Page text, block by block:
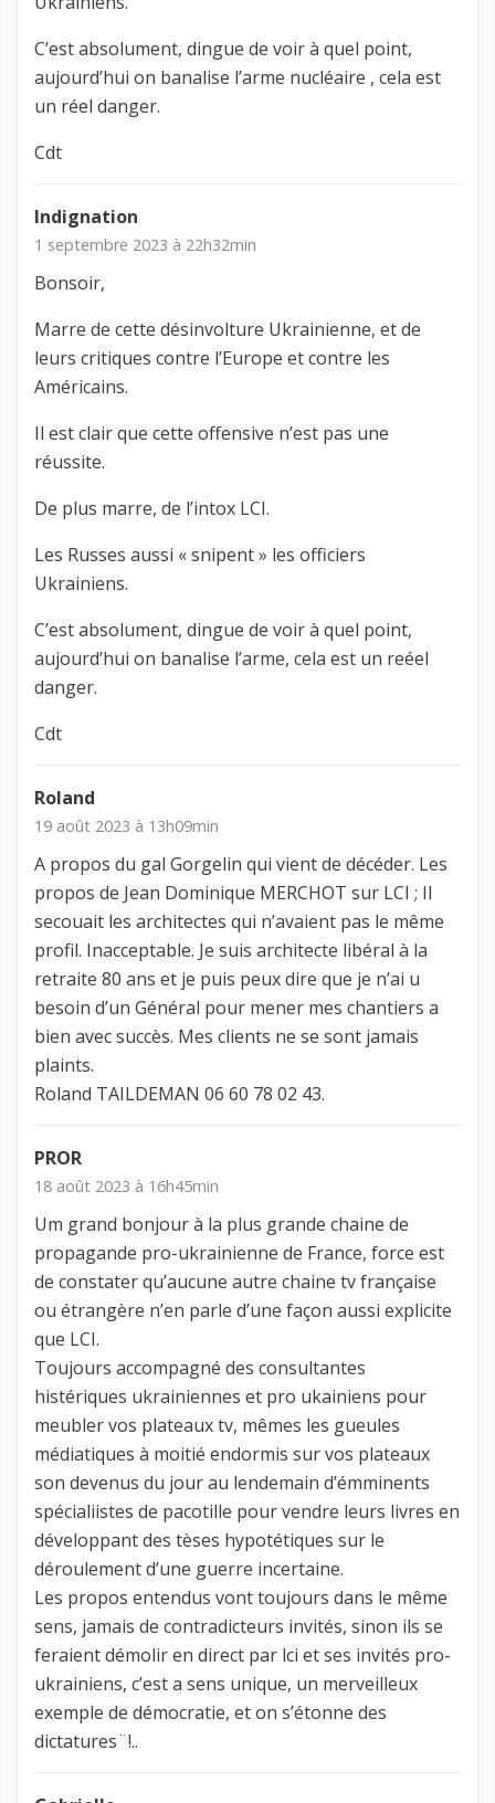
C’est absolument, dingue de voir à quel point,
aujourd’hui on banalise l’arme nucléaire , cela est
un réel danger.
Cdt
Indignation
1 septembre 2023 à 22h32min
Bonsoir,
Marre de cette désinvolture Ukrainienne, et de
leurs critiques contre l’Europe et contre les
Américains.
Il est clair que cette offensive n’est pas une
réussite.
De plus marre, de l’intox LCI.
Les Russes aussi « snipent » les officiers
Ukrainiens.
C’est absolument, dingue de voir à quel point,
aujourd’hui on banalise l’arme, cela est un reéel
danger.
Cdt
Roland
19 août 2023 à 13h09min
A propos du gal Gorgelin qui vient de décéder. Les
propos de Jean Dominique MERCHOT sur LCI ; Il
secouait les architectes qui n’avaient pas le même
profil. Inacceptable. Je suis architecte libéral à la
retraite 80 ans et je puis peux dire que je n’ai u
besoin d’un Général pour mener mes chantiers a
bien avec succès. Mes clients ne se sont jamais
plaints.
Roland TAILDEMAN 06 60 78 02 43.
PROR
18 août 2023 à 16h45min
Um grand bonjour à la plus grande chaine de
propagande pro-ukrainienne de France, force est
de constater qu’aucune autre chaine tv française
ou étrangère n’en parle d’une façon aussi explicite
que LCI.
Toujours accompagné des consultantes
histériques ukrainiennes et pro ukainiens pour
meubler vos plateaux tv, mêmes les gueules
médiatiques à moitié endormis sur vos plateaux
son devenus du jour au lendemain d’émminents
spécialiistes de pacotille pour vendre leurs livres en
développant des tèses hypotétiques sur le
déroulement d’une guerre incertaine.
Les propos entendus vont toujours dans le même
sens, jamais de contradicteurs invités, sinon ils se
feraient démolir en direct par lci et ses invités pro-
ukrainiens, c’est a sens unique, un merveilleux
exemple de démocratie, et on s’étonne des
dictatures¨!..